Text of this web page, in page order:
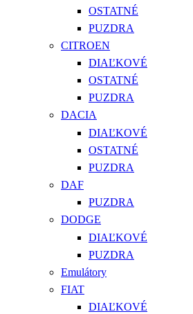
OSTATNÉ
PUZDRA
CITROEN
DIAĽKOVÉ
OSTATNÉ
PUZDRA
DACIA
DIAĽKOVÉ
OSTATNÉ
PUZDRA
DAF
PUZDRA
DODGE
DIAĽKOVÉ
PUZDRA
Emulátory
FIAT
DIAĽKOVÉ